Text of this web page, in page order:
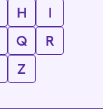
H
I
Q
R
Z